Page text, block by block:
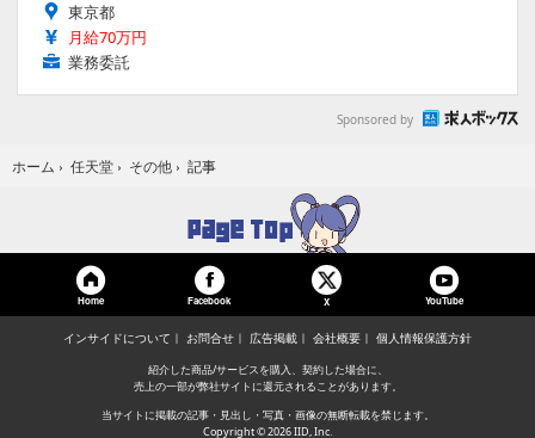
東京都
月給70万円
業務委託
Sponsored by
ホーム › 任天堂 › その他 › 記事
Home Facebook X YouTube
インサイドについて お問合せ 広告掲載 会社概要 個人情報保護方針
紹介した商品/サービスを購入、契約した場合に、
売上の一部が弊社サイトに還元されることがあります。
当サイトに掲載の記事・見出し・写真・画像の無断転載を禁じます。
Copyright © 2026 IID, Inc.